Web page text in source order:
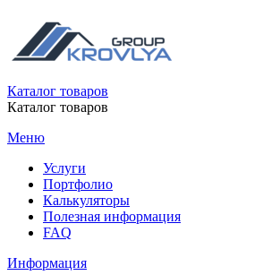
Каталог товаров
Каталог товаров
Меню
Услуги
Портфолио
Калькуляторы
Полезная информация
FAQ
Информация